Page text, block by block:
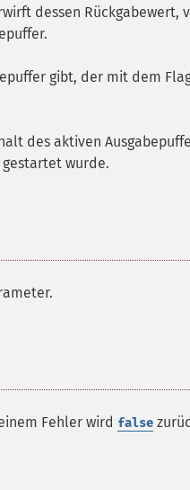
dessen
gibt, der mit dem
des aktiven
gestartet wurde.
Fehler wird false